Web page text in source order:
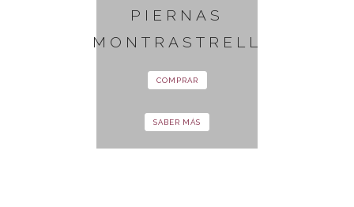
PIERNAS
MONTRASTRELL
COMPRAR
SABER MÁS